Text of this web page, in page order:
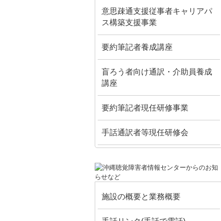
意思疎通支援従事者キャリアパ
ス構築支援事業
要約筆記者養成講座
盲ろう者向け通訳・介助員養成
講座
要約筆記者現任研修事業
手話通訳者等現任研修会
施設の概要と業務概要